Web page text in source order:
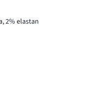
2% elastan